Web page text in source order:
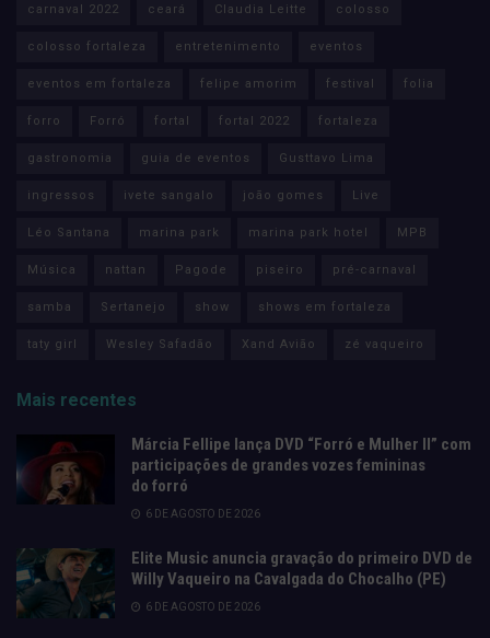
carnaval 2022 ceará Claudia Leitte colosso
colosso fortaleza entretenimento eventos
eventos em fortaleza felipe amorim festival folia
forro Forró fortal fortal 2022 fortaleza
gastronomia guia de eventos Gusttavo Lima
ingressos ivete sangalo joão gomes Live
Léo Santana marina park marina park hotel MPB
Música nattan Pagode piseiro pré-carnaval
samba Sertanejo show shows em fortaleza
taty girl Wesley Safadão Xand Avião zé vaqueiro
Mais recentes
Márcia Fellipe lança DVD “Forró e Mulher II” com
participações de grandes vozes femininas
do forró
6 DE AGOSTO DE 2026
Elite Music anuncia gravação do primeiro DVD de
Willy Vaqueiro na Cavalgada do Chocalho (PE)
6 DE AGOSTO DE 2026